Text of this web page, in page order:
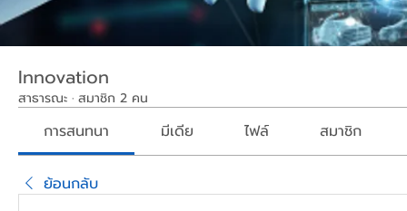
Innovation
สาธารณะ · สมาชิก 2 คน
การสนทนา มีเดีย ไฟล์ สมาชิก
ย้อนกลับ